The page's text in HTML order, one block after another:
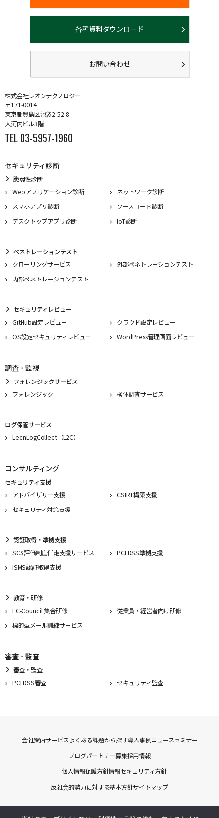
各種資料ダウンロード
お問い合わせ
株式会社レオンテクノロジー
〒171-0014
東京都豊島区池袋2-52-8
大河内ビル3階
TEL 03-5957-1960
セキュリティ診断
脆弱性診断
Webアプリケーション診断
ネットワーク診断
スマホアプリ診断
ソースコード診断
デスクトップアプリ診断
IoT診断
ペネトレーションテスト
クローリングサービス
外部ペネトレーションテスト
内部ペネトレーションテスト
セキュリティレビュー
GitHub設定レビュー
クラウド設定レビュー
OS設定セキュリティレビュー
WordPress管理画面レビュー
調査・監視
フォレンジックサービス
フォレンジック
検体調査サービス
ログ保管サービス
LeonLogCollect（L2C）
コンサルティング
セキュリティ支援
アドバイザリー支援
CSIRT構築支援
セキュリティ対策支援
認証取得・準拠支援
SCS評価制度伴走支援サービス
PCI DSS準拠支援
ISMS認証取得支援
教育・研修
EC-Council 集合研修
従業員・経営者向け研修
標的型メール訓練サービス
審査・監査
審査・監査
PCI DSS審査
セキュリティ監査
会社案内サービスよくある課題から探す導入事例ニュースセミナー
ブログパートナー募集採用情報
個人情報保護方針情報セキュリティ方針
反社会的勢力に対する基本方針サイトマップ